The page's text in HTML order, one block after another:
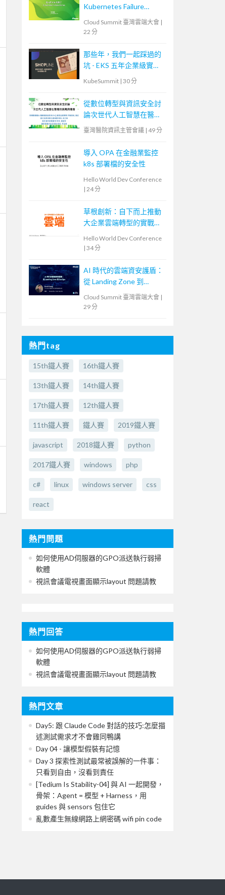
Kubernetes Failure
Cloud Summit 臺灣雲端大會 |
22 分
那些年，我們一起踩過的
坑 - EKS 五年企業級實戰
KubeSummit | 30 分
從數位轉型與資訊安全討
論次世代人工智慧在醫療
的挑戰與機會
臺灣醫院資訊主管會議 | 49 分
導入 OPA 在金融業監控
k8s 部署檔的安全性
Hello World Dev Conference
| 24 分
草根創新：自下而上推動
大企業雲端轉型的實戰策
Hello World Dev Conference
| 34 分
AI 時代的雲端資安護盾：
從 Landing Zone 到
Cloud Summit 臺灣雲端大會 |
29 分
熱門tag
15th鐵人賽 16th鐵人賽
13th鐵人賽 14th鐵人賽
17th鐵人賽 12th鐵人賽
11th鐵人賽 鐵人賽 2019鐵人賽
javascript 2018鐵人賽 python
2017鐵人賽 windows php
c# linux windows server css
react
熱門問題
如何使用AD伺服器的GPO派送執行弱掃
軟體
視訊會議電視畫面顯示layout 問題請教
熱門回答
如何使用AD伺服器的GPO派送執行弱掃
軟體
視訊會議電視畫面顯示layout 問題請教
熱門文章
Day5: 跟 Claude Code 對話的技巧:怎麼描
述測試需求才不會雞同鴨講
Day 04 - 讓模型假裝有記憶
Day 3 探索性測試最常被誤解的一件事：
只看到自由，沒看到責任
[Tedium Is Stability-04] 與 AI 一起開發，
骨架：Agent = 模型 + Harness，用
guides 與 sensors 包住它
亂數產生無線網路上網密碼 wifi pin code